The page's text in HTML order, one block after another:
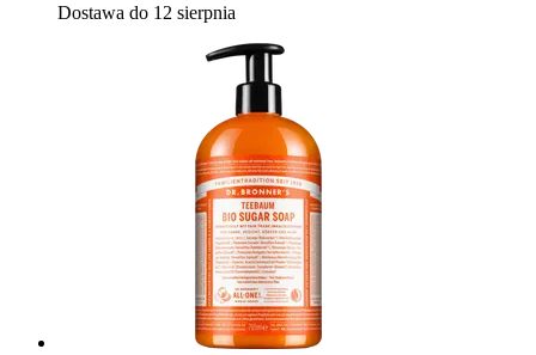
Dostawa do 12 sierpnia